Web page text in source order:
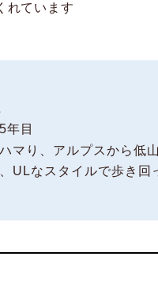
れています
年目
マり、アルプスから低
ULなスタイルで歩き回